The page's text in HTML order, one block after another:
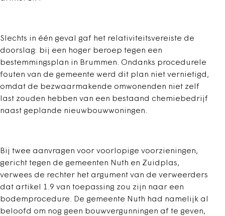
Slechts in één geval gaf het relativiteitsvereiste de
doorslag: bij een hoger beroep tegen een
bestemmingsplan in Brummen. Ondanks procedurele
fouten van de gemeente werd dit plan niet vernietigd,
omdat de bezwaarmakende omwonenden niet zelf
last zouden hebben van een bestaand chemiebedrijf
naast geplande nieuwbouwwoningen.
Bij twee aanvragen voor voorlopige voorzieningen,
gericht tegen de gemeenten Nuth en Zuidplas,
verwees de rechter het argument van de verweerders
dat artikel 1.9 van toepassing zou zijn naar een
bodemprocedure. De gemeente Nuth had namelijk al
beloofd om nog geen bouwvergunningen af te geven,